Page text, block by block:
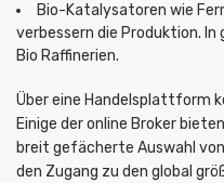
Bio-Katalysatoren wie
verbessern die Produktion.
Bio Raffinerien.
Über eine Handelsplattform
Einige der online Broker
breit gefächerte Auswahl
den Zugang zu den global